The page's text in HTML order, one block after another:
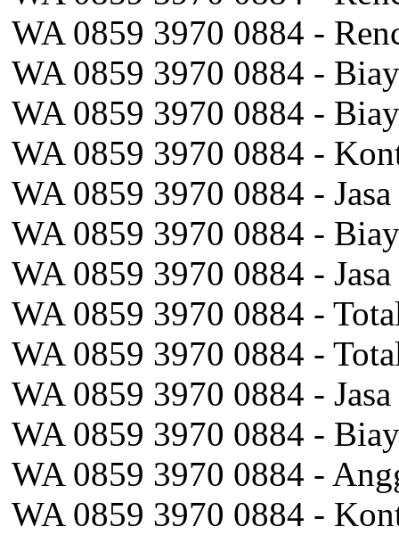
WA 0859 3970 0884 -
WA 0859 3970 0884 -
WA 0859 3970 0884 -
WA 0859 3970 0884 -
WA 0859 3970 0884 -
WA 0859 3970 0884 -
WA 0859 3970 0884 -
WA 0859 3970 0884 -
WA 0859 3970 0884 -
WA 0859 3970 0884 -
WA 0859 3970 0884 -
WA 0859 3970 0884 -
WA 0859 3970 0884 -